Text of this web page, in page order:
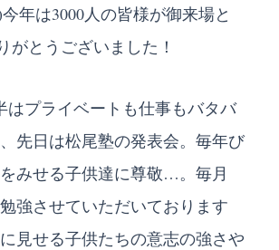
年は3000人の皆様が御来場と
がとうございました！
はプライベートも仕事もバタバ
先日は松尾塾の発表会。毎年び
みせる子供達に尊敬…。毎月
強させていただいております
見せる子供たちの意志の強さや